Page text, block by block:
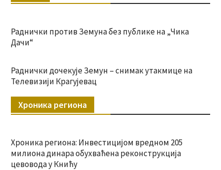
Раднички против Земуна без публике на „Чика
Дачи“
Раднички дочекује Земун – снимак утакмице на
Телевизији Крагујевац
Хроника региона
Хроника региона: Инвестицијом вредном 205
милиона динара обухваћена реконструкција
цевовода у Книћу